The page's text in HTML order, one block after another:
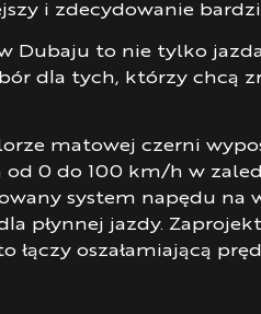
i zdecydowanie
Dubaju to nie tylko
dla tych, którzy chcą
matowej czerni
od 0 do 100 km/h w
system napędu na
płynnej jazdy.
łączy oszałamiającą